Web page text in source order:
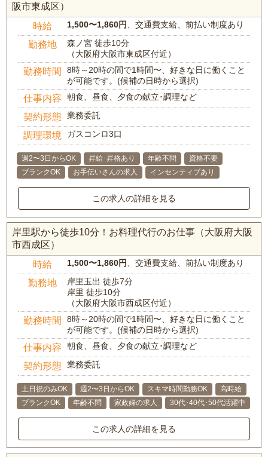
阪市東成区）
時給 1,500〜1,860円 、交通費支給、前払い制度あり
勤務地
森ノ宮 徒歩10分
（大阪府大阪市東成区付近）
勤務時間
8時～20時の間で1時間〜、好きな日に働くこと
が可能です。(候補の日時から選択)
仕事内容 朝食、昼食、夕食の献立･調理など
契約形態 業務委託
調理環境 ガスコンロ3口
週2〜3日からOK 昇給･昇格あり 年齢不問
資格不要
ブランクOK
お手伝いさんの求人 インセンティブあり
この求人の詳細を見る
岸里駅から徒歩10分！お料理代行のお仕事（大阪府大阪
市西成区）
時給 1,500〜1,860円 、交通費支給、前払い制度あり
勤務地
岸里玉出 徒歩7分
岸里 徒歩10分
（大阪府大阪市西成区付近）
勤務時間
8時～20時の間で1時間〜、好きな日に働くこと
が可能です。(候補の日時から選択)
仕事内容 朝食、昼食、夕食の献立･調理など
契約形態 業務委託
土日祝のみOK 週2〜3日からOK スキマ時間勤務OK
高時給
ブランクOK
年齢不問 家政婦の求人 30代･40代･50代活躍中
この求人の詳細を見る